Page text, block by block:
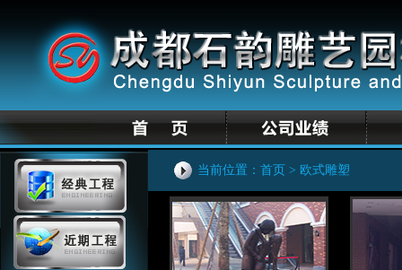
当前位置： 首页 > 欧式雕塑